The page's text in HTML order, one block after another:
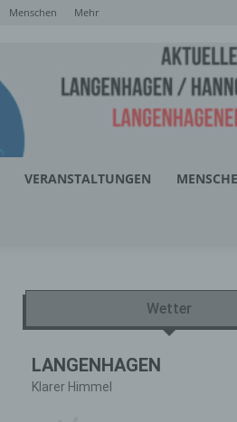
Menschen Mehr
VERANSTALTUNGEN
Wetter
LANGENHAGEN
Klarer Himmel